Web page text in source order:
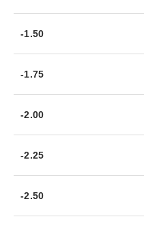
-1.50
-1.75
-2.00
-2.25
-2.50